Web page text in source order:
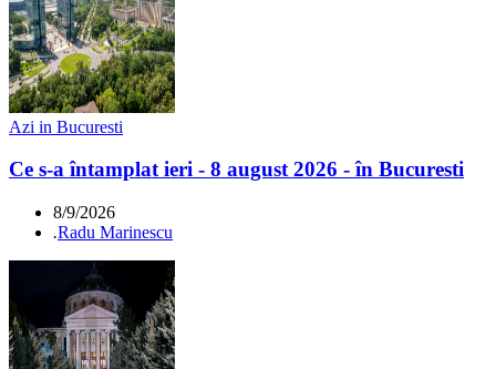
Azi in Bucuresti
Ce s-a întamplat ieri - 8 august 2026 - în Bucuresti
8/9/2026
.Radu Marinescu